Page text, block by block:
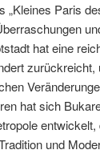
„Kleines Paris
hat eine
hat sich
entwickelt,
und